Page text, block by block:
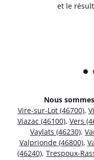
et le
Nous
Vire-sur-Lot (46700),
Viazac (46100), Vers
Vaylats (46230),
Valprionde (46800),
(46240), Trespoux-